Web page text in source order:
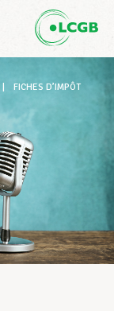
FICHES D’IMPÔT